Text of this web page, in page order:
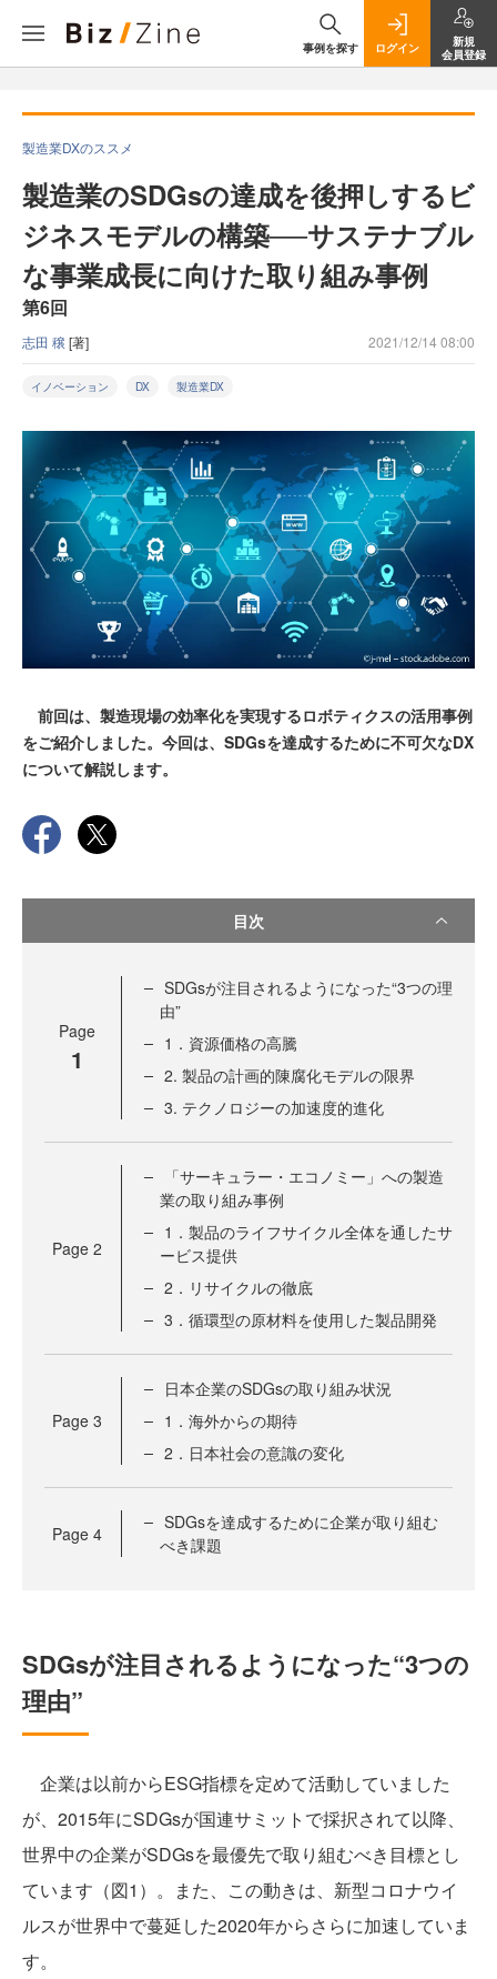
事例を探す ログイン
新規
会員登録
製造業DXのススメ
製造業のSDGsの達成を後押しするビ
ジネスモデルの構築──サステナブル
な事業成長に向けた取り組み事例
第6回
志田 穣 [著] 2021/12/14 08:00
イノベーション DX 製造業DX
前回は、製造現場の効率化を実現するロボティクスの活用事例
をご紹介しました。今回は、SDGsを達成するために不可欠なDX
について解説します。
目次
Page
1
SDGsが注目されるようになった“3つの理
由”
1．資源価格の高騰
2. 製品の計画的陳腐化モデルの限界
3. テクノロジーの加速度的進化
Page 2
「サーキュラー・エコノミー」への製造
業の取り組み事例
1．製品のライフサイクル全体を通したサ
ービス提供
2．リサイクルの徹底
3．循環型の原材料を使用した製品開発
Page 3
日本企業のSDGsの取り組み状況
1．海外からの期待
2．日本社会の意識の変化
Page 4
SDGsを達成するために企業が取り組む
べき課題
SDGsが注目されるようになった“3つの
理由”
企業は以前からESG指標を定めて活動していました
が、2015年にSDGsが国連サミットで採択されて以降、
世界中の企業がSDGsを最優先で取り組むべき目標とし
ています（図1）。また、この動きは、新型コロナウイ
ルスが世界中で蔓延した2020年からさらに加速していま
す。